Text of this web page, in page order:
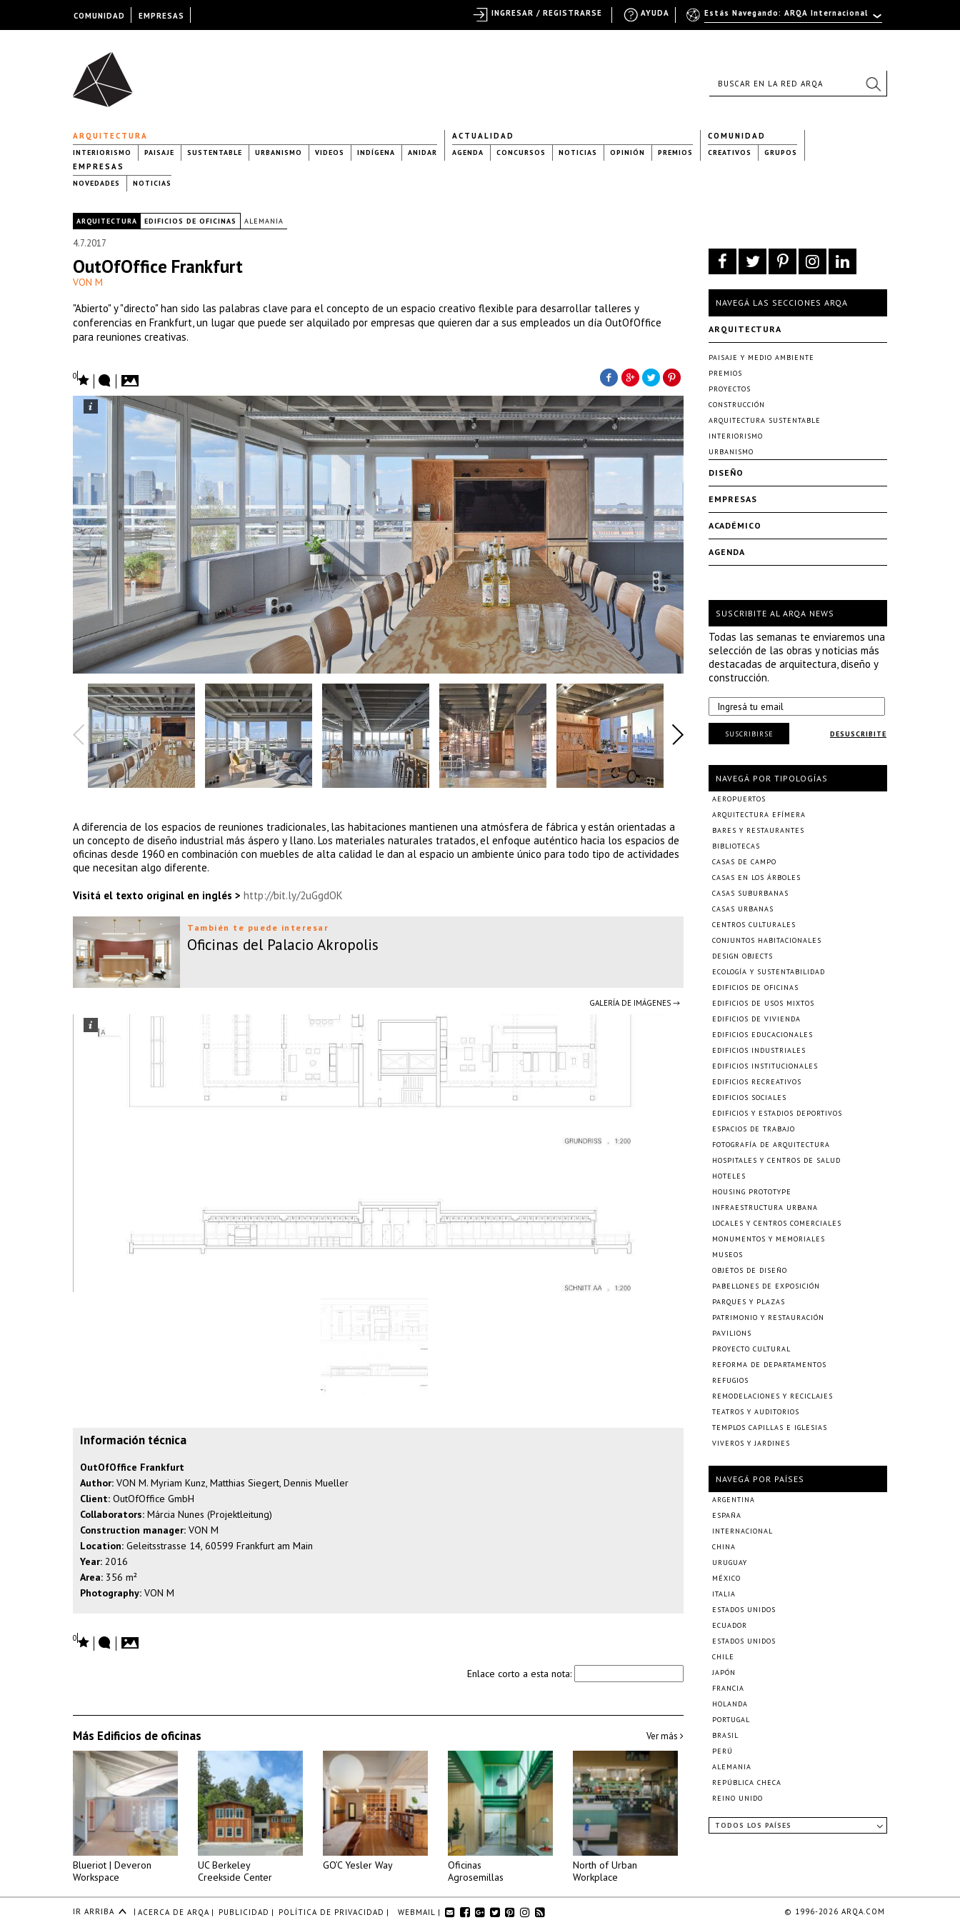
ARQUITECTURA
INTERIORISMO PAISAJE SUSTENTABLE URBANISMO VIDEOS INDÍGENA ANIDAR
ACTUALIDAD
AGENDA CONCURSOS NOTICIAS OPINIÓN PREMIOS
COMUNIDAD
CREATIVOS GRUPOS
EMPRESAS
NOVEDADES NOTICIAS
ARQUITECTURA EDIFICIOS DE OFICINAS ALEMANIA
4.7.2017
OutOfOffice Frankfurt
VON M
"Abierto" y "directo" han sido las palabras clave para el concepto de un espacio creativo flexible para desarrollar talleres y
conferencias en Frankfurt, un lugar que puede ser alquilado por empresas que quieren dar a sus empleados un día OutOfOffice
para reuniones creativas.
0
A diferencia de los espacios de reuniones tradicionales, las habitaciones mantienen una atmósfera de fábrica y están orientadas a
un concepto de diseño industrial más áspero y llano. Los materiales naturales tratados, el enfoque auténtico hacia los espacios de
oficinas desde 1960 en combinación con muebles de alta calidad le dan al espacio un ambiente único para todo tipo de actividades
que necesitan algo diferente.
Visitá el texto original en inglés > http://bit.ly/2uGgdOK
También te puede interesar
Oficinas del Palacio Akropolis
GALERÍA DE IMÁGENES →
Información técnica
OutOfOffice Frankfurt
Author: VON M. Myriam Kunz, Matthias Siegert, Dennis Mueller
Client: OutOfOffice GmbH
Collaborators: Márcia Nunes (Projektleitung)
Construction manager: VON M
Location: Geleitsstrasse 14, 60599 Frankfurt am Main
Year: 2016
Area: 356 m²
Photography: VON M
0
Enlace corto a esta nota:
Más Edificios de oficinas Ver más
Blueriot | Deveron
Workspace
UC Berkeley
Creekside Center
GO’C Yesler Way
Oficinas
Agrosemillas
North of Urban
Workplace
NAVEGÁ LAS SECCIONES ARQA
ARQUITECTURA
PAISAJE Y MEDIO AMBIENTE
PREMIOS
PROYECTOS
CONSTRUCCIÓN
ARQUITECTURA SUSTENTABLE
INTERIORISMO
URBANISMO
DISEÑO
EMPRESAS
ACADÉMICO
AGENDA
SUSCRIBITE AL ARQA NEWS
Todas las semanas te enviaremos una
selección de las obras y noticias más
destacadas de arquitectura, diseño y
construcción.
DESUSCRIBITE
SUSCRIBIRSE
NAVEGÁ POR TIPOLOGÍAS
AEROPUERTOS
ARQUITECTURA EFÍMERA
BARES Y RESTAURANTES
BIBLIOTECAS
CASAS DE CAMPO
CASAS EN LOS ÁRBOLES
CASAS SUBURBANAS
CASAS URBANAS
CENTROS CULTURALES
CONJUNTOS HABITACIONALES
DESIGN OBJECTS
ECOLOGÍA Y SUSTENTABILIDAD
EDIFICIOS DE OFICINAS
EDIFICIOS DE USOS MIXTOS
EDIFICIOS DE VIVIENDA
EDIFICIOS EDUCACIONALES
EDIFICIOS INDUSTRIALES
EDIFICIOS INSTITUCIONALES
EDIFICIOS RECREATIVOS
EDIFICIOS SOCIALES
EDIFICIOS Y ESTADIOS DEPORTIVOS
ESPACIOS DE TRABAJO
FOTOGRAFÍA DE ARQUITECTURA
HOSPITALES Y CENTROS DE SALUD
HOTELES
HOUSING PROTOTYPE
INFRAESTRUCTURA URBANA
LOCALES Y CENTROS COMERCIALES
MONUMENTOS Y MEMORIALES
MUSEOS
OBJETOS DE DISEÑO
PABELLONES DE EXPOSICIÓN
PARQUES Y PLAZAS
PATRIMONIO Y RESTAURACIÓN
PAVILIONS
PROYECTO CULTURAL
REFORMA DE DEPARTAMENTOS
REFUGIOS
REMODELACIONES Y RECICLAJES
TEATROS Y AUDITORIOS
TEMPLOS CAPILLAS E IGLESIAS
VIVEROS Y JARDINES
NAVEGÁ POR PAÍSES
ARGENTINA
ESPAÑA
INTERNACIONAL
CHINA
URUGUAY
MÉXICO
ITALIA
ESTADOS UNIDOS
ECUADOR
ESTADOS UNIDOS
CHILE
JAPÓN
FRANCIA
HOLANDA
PORTUGAL
BRASIL
PERÚ
ALEMANIA
REPÚBLICA CHECA
REINO UNIDO
TODOS LOS PAÍSES
IR ARRIBA | ACERCA DE ARQA | PUBLICIDAD | POLÍTICA DE PRIVACIDAD | WEBMAIL | © 1996-2026 ARQA.COM
COMUNIDAD EMPRESAS Estás Navegando: ARQA Internacional
AYUDA
INGRESAR / REGISTRARSE